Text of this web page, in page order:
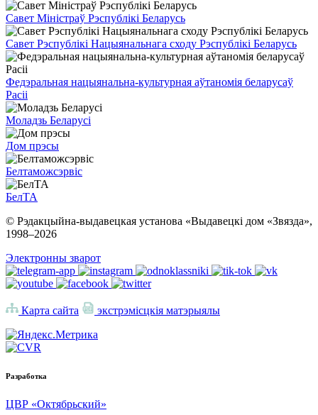
Савет Міністраў Рэспублікі Беларусь
Савет Рэспублікі Нацыянальнага сходу Рэспублікі Беларусь
Федэральная нацыянальна-культурная аўтаномія беларусаў
Расіі
Моладзь Беларусі
Дом прэсы
Белтаможсэрвіс
БелТА
© Рэдакцыйна-выдавецкая установа «Выдавецкі дом «Звязда»,
1998–2026
Электронны зварот
Карта сайта экстрэмісцкія матэрыялы
Разработка
ЦВР «Октябрьский»